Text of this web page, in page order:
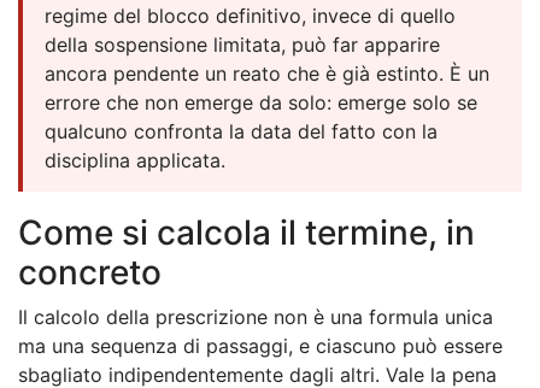
regime del blocco definitivo, invece di quello
della sospensione limitata, può far apparire
ancora pendente un reato che è già estinto. È un
errore che non emerge da solo: emerge solo se
qualcuno confronta la data del fatto con la
disciplina applicata.
Come si calcola il termine, in
concreto
Il calcolo della prescrizione non è una formula unica
ma una sequenza di passaggi, e ciascuno può essere
sbagliato indipendentemente dagli altri. Vale la pena